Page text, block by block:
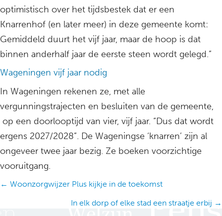
optimistisch over het tijdsbestek dat er een
Knarrenhof (en later meer) in deze gemeente komt:
Gemiddeld duurt het vijf jaar, maar de hoop is dat
binnen anderhalf jaar de eerste steen wordt gelegd.”
Wageningen vijf jaar nodig
In Wageningen rekenen ze, met alle
vergunningstrajecten en besluiten van de gemeente,
op een doorlooptijd van vier, vijf jaar. “Dus dat wordt
ergens 2027/2028”. De Wageningse ‘knarren’ zijn al
ongeveer twee jaar bezig. Ze boeken voorzichtige
vooruitgang.
Posts
← Woonzorgwijzer Plus kijkje in de toekomst
In elk dorp of elke stad een straatje erbij →